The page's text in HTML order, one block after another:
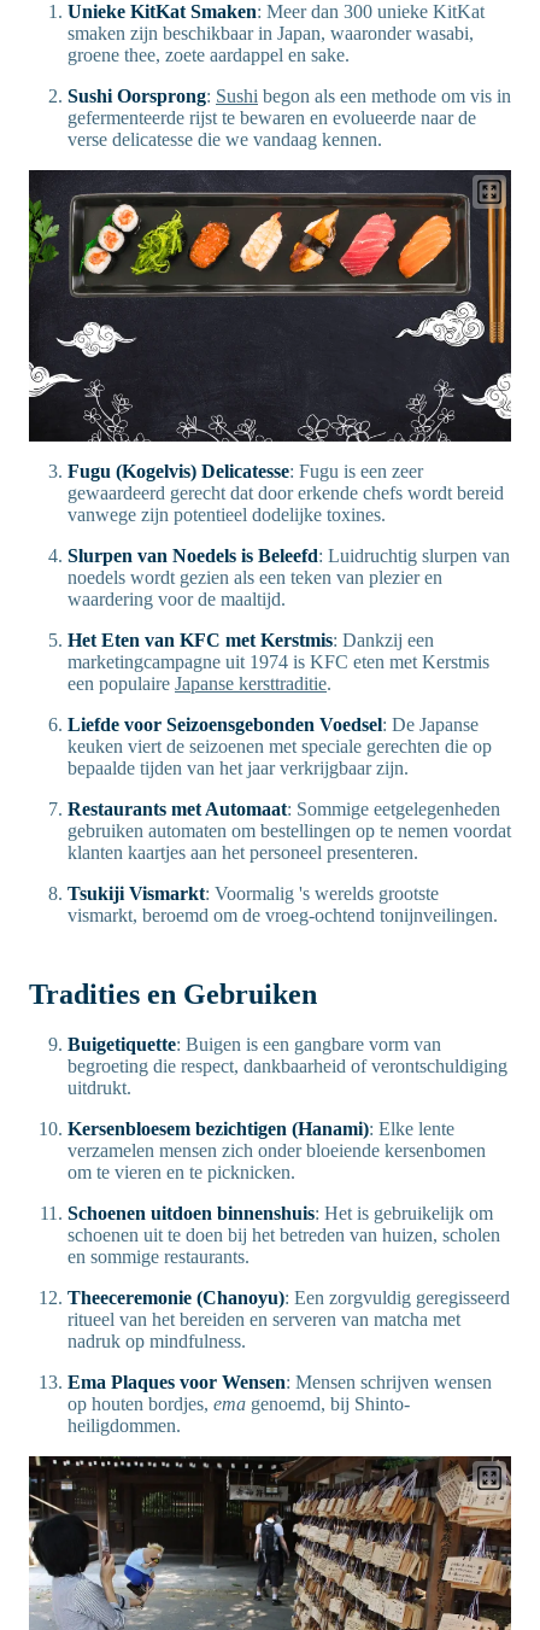
Unieke KitKat Smaken: Meer dan 300 unieke KitKat
smaken zijn beschikbaar in Japan, waaronder wasabi,
groene thee, zoete aardappel en sake.
Sushi Oorsprong: Sushi begon als een methode om vis in
gefermenteerde rijst te bewaren en evolueerde naar de
verse delicatesse die we vandaag kennen.
Fugu (Kogelvis) Delicatesse: Fugu is een zeer
gewaardeerd gerecht dat door erkende chefs wordt bereid
vanwege zijn potentieel dodelijke toxines.
Slurpen van Noedels is Beleefd: Luidruchtig slurpen van
noedels wordt gezien als een teken van plezier en
waardering voor de maaltijd.
Het Eten van KFC met Kerstmis: Dankzij een
marketingcampagne uit 1974 is KFC eten met Kerstmis
een populaire Japanse kersttraditie.
Liefde voor Seizoensgebonden Voedsel: De Japanse
keuken viert de seizoenen met speciale gerechten die op
bepaalde tijden van het jaar verkrijgbaar zijn.
Restaurants met Automaat: Sommige eetgelegenheden
gebruiken automaten om bestellingen op te nemen voordat
klanten kaartjes aan het personeel presenteren.
Tsukiji Vismarkt: Voormalig 's werelds grootste
vismarkt, beroemd om de vroeg-ochtend tonijnveilingen.
Tradities en Gebruiken
Buigetiquette: Buigen is een gangbare vorm van
begroeting die respect, dankbaarheid of verontschuldiging
uitdrukt.
Kersenbloesem bezichtigen (Hanami): Elke lente
verzamelen mensen zich onder bloeiende kersenbomen
om te vieren en te picknicken.
Schoenen uitdoen binnenshuis: Het is gebruikelijk om
schoenen uit te doen bij het betreden van huizen, scholen
en sommige restaurants.
Theeceremonie (Chanoyu): Een zorgvuldig geregisseerd
ritueel van het bereiden en serveren van matcha met
nadruk op mindfulness.
Ema Plaques voor Wensen: Mensen schrijven wensen
op houten bordjes, ema genoemd, bij Shinto-
heiligdommen.